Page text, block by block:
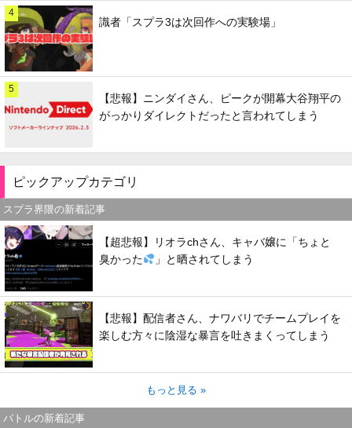
4
識者「スプラ3は次回作への実験場」
5
【悲報】ニンダイさん、ピークが開幕大谷翔平の
がっかりダイレクトだったと言われてしまう
ピックアップカテゴリ
スプラ界隈の新着記事
【超悲報】リオラchさん、キャバ嬢に「ちょと
臭かった
」と晒されてしまう
【悲報】配信者さん、ナワバリでチームプレイを
楽しむ方々に陰湿な暴言を吐きまくってしまう
もっと見る »
バトルの新着記事